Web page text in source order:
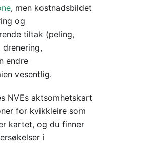
, men kostnadsbildet
og
tiltak (peling,
endre
vesentlig.
NVEs aktsomhetskart
for kvikkleire som
kartet, og du finner
i